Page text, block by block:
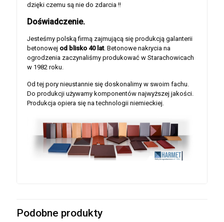
dzięki czemu są nie do zdarcia !!
Doświadczenie.
Jesteśmy polską firmą zajmującą się produkcją galanterii
betonowej od blisko 40 lat. Betonowe nakrycia na
ogrodzenia zaczynaliśmy produkować w Starachowicach
w 1982 roku.
Od tej pory nieustannie się doskonalimy w swoim fachu.
Do produkcji używamy komponentów najwyższej jakości.
Produkcja opiera się na technologii niemieckiej.
Podobne produkty